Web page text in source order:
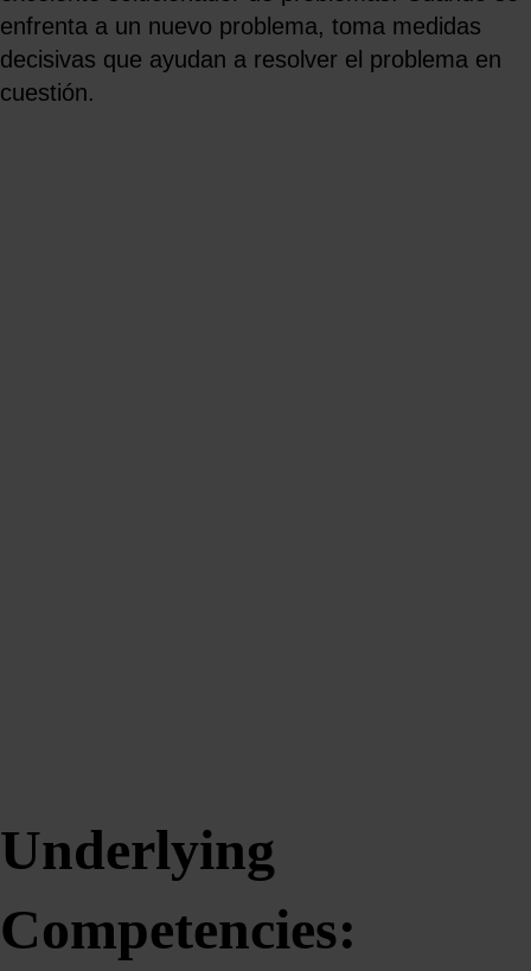
enfrenta a un nuevo problema, toma medidas
decisivas que ayudan a resolver el problema en
cuestión.
Underlying
Competencies: